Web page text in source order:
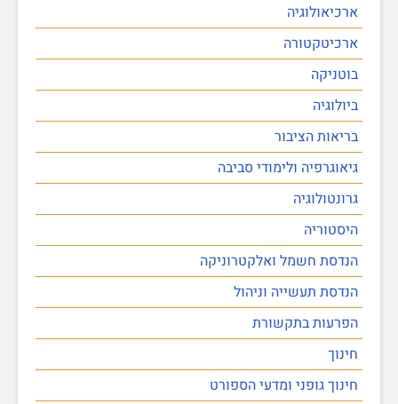
ארכיאולוגיה
ארכיטקטורה
בוטניקה
ביולוגיה
בריאות הציבור
גיאוגרפיה ולימודי סביבה
גרונטולוגיה
היסטוריה
הנדסת חשמל ואלקטרוניקה
הנדסת תעשייה וניהול
הפרעות בתקשורת
חינוך
חינוך גופני ומדעי הספורט